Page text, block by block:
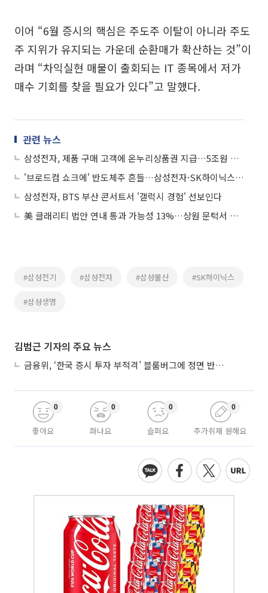
이어 “6월 증시의 핵심은 주도주 이탈이 아니라 주도
주 지위가 유지되는 가운데 순환매가 확산하는 것”이
라며 “차익실현 매물이 출회되는 IT 종목에서 저가
매수 기회를 찾을 필요가 있다”고 말했다.
관련 뉴스
삼성전자, 제품 구매 고객에 온누리상품권 지급…5조원 사회 기여 첫발
'브로드컴 쇼크에' 반도체주 흔들…삼성전자·SK하이닉스 '급락'
삼성전자, BTS 부산 콘서트서 '갤럭시 경험' 선보인다
美 클래리티 법안 연내 통과 가능성 13%…상원 문턱서 제동
#삼성전기 #삼성전자 #삼성물산 #SK하이닉스
#삼성생명
김범근 기자의 주요 뉴스
금융위, ‘한국 증시 투자 부적격’ 블룸버그에 정면 반박…“근거 불분명”
좋아요
0
화나요
0
슬퍼요
0
추가취재 원해요
0